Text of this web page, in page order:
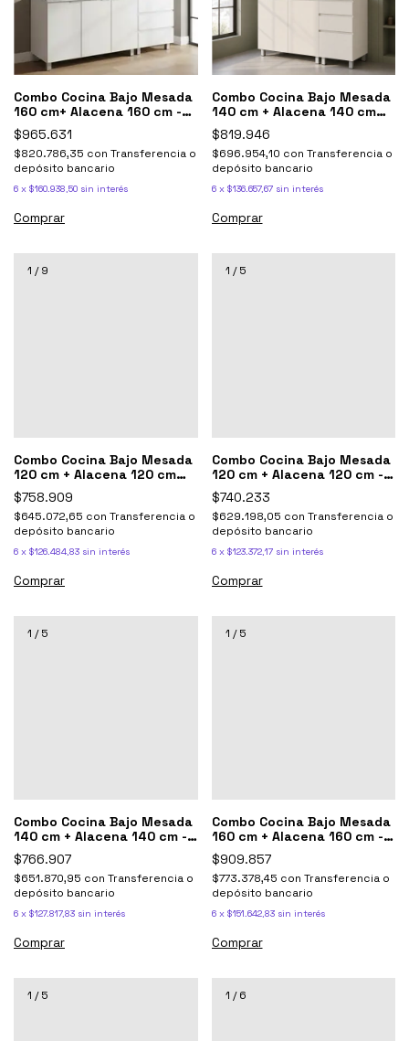
Combo Cocina Bajo Mesada
160 cm+ Alacena 160 cm -
Potenza Blanco Aluminio
$965.631
$820.786,35 con Transferencia o
depósito bancario
6 x $160.938,50 sin interés
Comprar
Combo Cocina Bajo Mesada
140 cm + Alacena 140 cm
Potenza - Blanco perfil
Aluminio
$819.946
$696.954,10 con Transferencia o
depósito bancario
6 x $136.657,67 sin interés
Comprar
1 /9
Combo Cocina Bajo Mesada
120 cm + Alacena 120 cm
Potenza Blanco perfil
Aluminio
$758.909
$645.072,65 con Transferencia o
depósito bancario
6 x $126.484,83 sin interés
Comprar
1 /5
Combo Cocina Bajo Mesada
120 cm + Alacena 120 cm -
Potenza Blanco Y Gris
$740.233
$629.198,05 con Transferencia o
depósito bancario
6 x $123.372,17 sin interés
Comprar
1 /5
Combo Cocina Bajo Mesada
140 cm + Alacena 140 cm -
Potenza Blanco Y Gris
$766.907
$651.870,95 con Transferencia o
depósito bancario
6 x $127.817,83 sin interés
Comprar
1 /5
Combo Cocina Bajo Mesada
160 cm + Alacena 160 cm -
Potenza Blanco Y Gris
$909.857
$773.378,45 con Transferencia o
depósito bancario
6 x $151.642,83 sin interés
Comprar
1 /5 1 /6